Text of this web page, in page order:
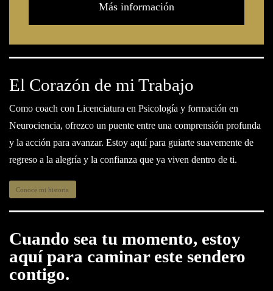
Más información
El Corazón de mi Trabajo
Como coach con Licenciatura en Psicología y formación en
Neurociencia, ofrezco un puente entre una comprensión profunda
y la acción para avanzar. Estoy aquí para guiarte suavemente de
regreso a la alegría y la confianza que ya viven dentro de ti.
Conoce mi historia
Cuando sea tu momento, estoy
aquí para caminar este sendero
contigo.